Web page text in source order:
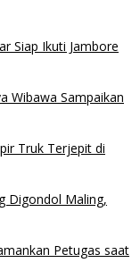
Siap Ikuti Jambore
Wibawa Sampaikan
Truk Terjepit di
Digondol Maling,
Petugas saat